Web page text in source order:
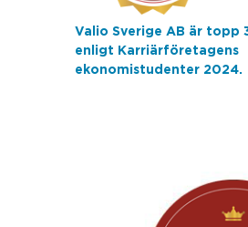
Valio Sverige AB är
enligt Karriärföretagens
ekonomistudenter 2024.